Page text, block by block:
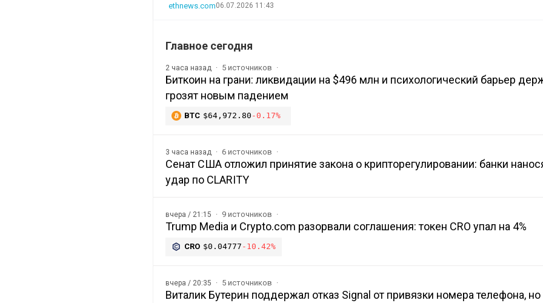
ethnews.com06.07.2026 11:43
Главное сегодня
2 часа назад 5 источников
Биткоин на грани: ликвидации на $496 млн и психологический барьер
грозят новым падением
BTC $64,972.80 -0.17%
3 часа назад 6 источников
Сенат США отложил принятие закона о крипторегулировании: банки
удар по CLARITY
вчера / 21:15 9 источников
Trump Media и Crypto.com разорвали соглашения: токен CRO упал на 4%
CRO $0.04777 -10.42%
вчера / 20:35 5 источников
Виталик Бутерин поддержал отказ Signal от привязки номера телефона, но